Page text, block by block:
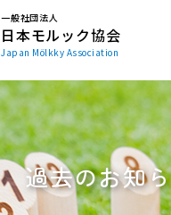
一般社団法人
日本モルック協会
Japan Mölkky Association
過去のお知